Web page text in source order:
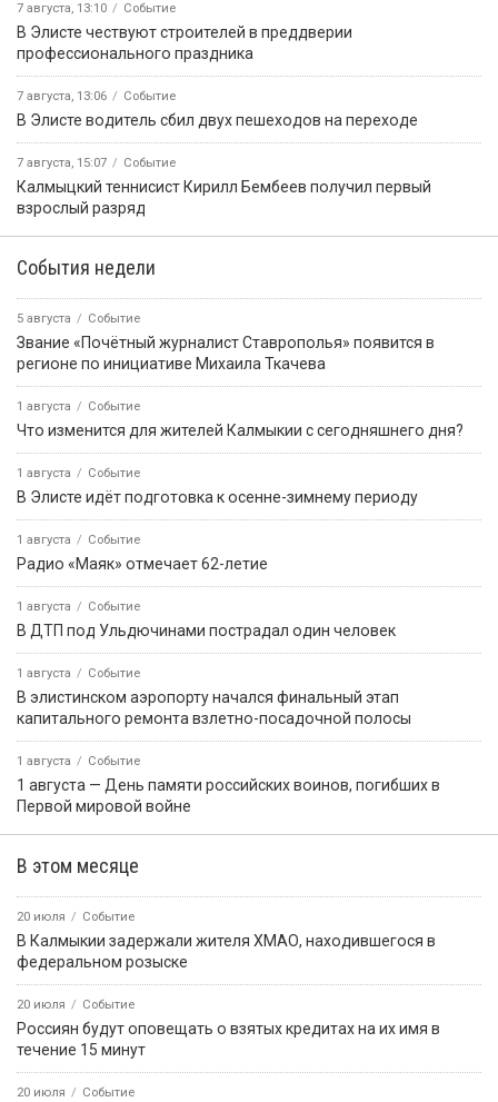
7 августа, 13:10 Событие
В Элисте чествуют строителей в преддверии
профессионального праздника
7 августа, 13:06 Событие
В Элисте водитель сбил двух пешеходов на переходе
7 августа, 15:07 Событие
Калмыцкий теннисист Кирилл Бембеев получил первый
взрослый разряд
События недели
5 августа Событие
Звание «Почётный журналист Ставрополья» появится в
регионе по инициативе Михаила Ткачева
1 августа Событие
Что изменится для жителей Калмыкии с сегодняшнего дня?
1 августа Событие
В Элисте идёт подготовка к осенне-зимнему периоду
1 августа Событие
Радио «Маяк» отмечает 62-летие
1 августа Событие
В ДТП под Ульдючинами пострадал один человек
1 августа Событие
В элистинском аэропорту начался финальный этап
капитального ремонта взлетно-посадочной полосы
1 августа Событие
1 августа — День памяти российских воинов, погибших в
Первой мировой войне
В этом месяце
20 июля Событие
В Калмыкии задержали жителя ХМАО, находившегося в
федеральном розыске
20 июля Событие
Россиян будут оповещать о взятых кредитах на их имя в
течение 15 минут
20 июля Событие